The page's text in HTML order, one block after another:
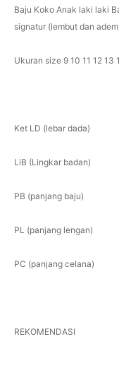
Baju Koko Anak laki laki
signatur (lembut dan
Ukuran size 9 10 11 12 13
Ket LD (lebar dada)
LiB (Lingkar badan)
PB (panjang baju)
PL (panjang lengan)
PC (panjang celana)
REKOMENDASI